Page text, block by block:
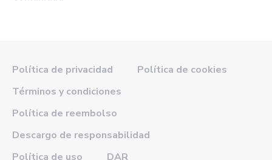
Política de privacidad
Política de cookies
Términos y condiciones
Política de reembolso
Descargo de responsabilidad
Política de uso
DAR